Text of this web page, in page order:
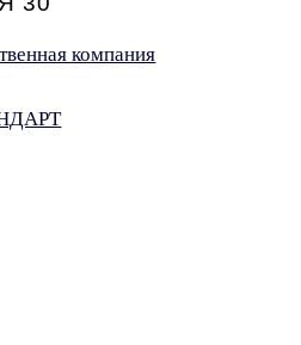
компания